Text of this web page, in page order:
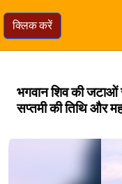
क्लिक करें
भगवान शिव की जटाओं
सप्तमी की तिथि और